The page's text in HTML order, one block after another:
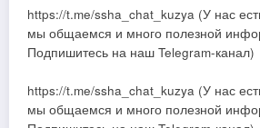
https://t.me/ssha_chat_kuzya (У нас
мы общаемся и много полезной
Подпишитесь на наш Telegram-канал)
https://t.me/ssha_chat_kuzya (У нас
мы общаемся и много полезной